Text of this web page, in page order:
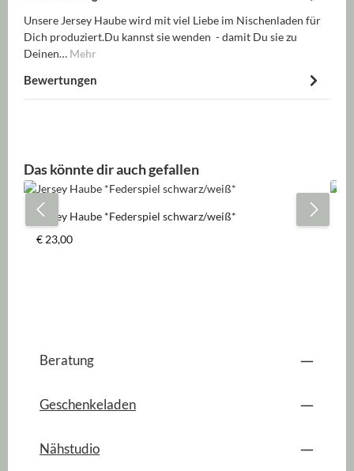
Unsere Jersey Haube wird mit viel Liebe im Nischenladen für
Dich produziert.Du kannst sie wenden - damit Du sie zu
Deinen… Mehr
Bewertungen
Produktgalerie überspringen
Das könnte dir auch gefallen
Jersey Haube *Federspiel schwarz/weiß*
Regulärer Preis:
€ 23,00
Beratung
Geschenkeladen
Nähstudio